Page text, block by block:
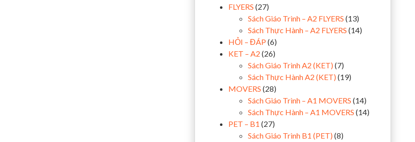
FLYERS (27)
Sách Giáo Trình – A2 FLYERS (13)
Sách Thực Hành – A2 FLYERS (14)
HỎI – ĐÁP (6)
KET – A2 (26)
Sách Giáo Trình A2 (KET) (7)
Sách Thực Hành A2 (KET) (19)
MOVERS (28)
Sách Giáo Trình – A1 MOVERS (14)
Sách Thực Hành – A1 MOVERS (14)
PET – B1 (27)
Sách Giáo Trình B1 (PET) (8)